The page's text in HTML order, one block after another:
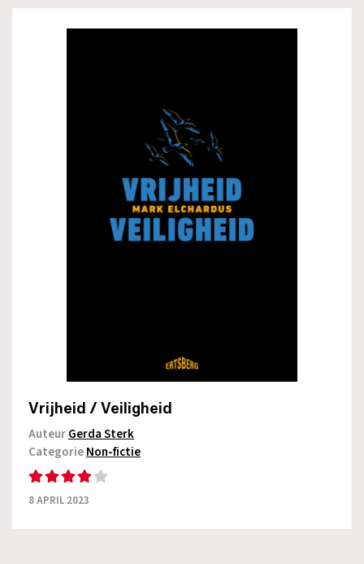
Vrijheid / Veiligheid
AuteurGerda Sterk
CategorieNon-fictie
8 APRIL 2023